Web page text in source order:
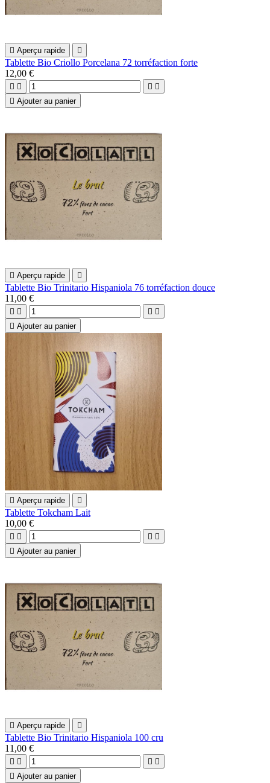
 Aperçu rapide 
Tablette Bio Criollo Porcelana 72 torréfaction forte
12,00 €
   
 Ajouter au panier
 Aperçu rapide 
Tablette Bio Trinitario Hispaniola 76 torréfaction douce
11,00 €
   
 Ajouter au panier
 Aperçu rapide 
Tablette Tokcham Lait
10,00 €
   
 Ajouter au panier
 Aperçu rapide 
Tablette Bio Trinitario Hispaniola 100 cru
11,00 €
   
 Ajouter au panier